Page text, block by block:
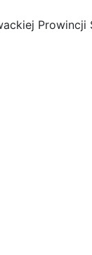
Prowincji